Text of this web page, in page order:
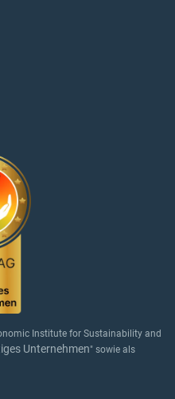
Institute for Sustainability and
Unternehmen" sowie als